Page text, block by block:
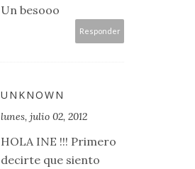
Un besooo
Responder
UNKNOWN
lunes, julio 02, 2012
HOLA INE !!! Primero
decirte que siento